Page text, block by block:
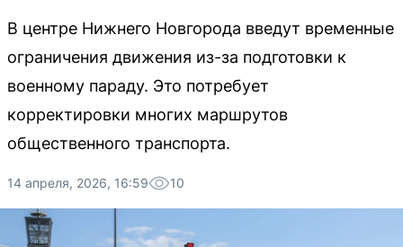
В центре Нижнего Новгорода введут временные
ограничения движения из-за подготовки к
военному параду. Это потребует
корректировки многих маршрутов
общественного транспорта.
14 апреля, 2026, 16:59 10